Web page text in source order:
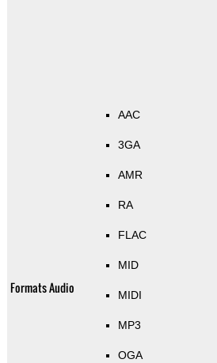
Formats Audio
AAC
3GA
AMR
RA
FLAC
MID
MIDI
MP3
OGA